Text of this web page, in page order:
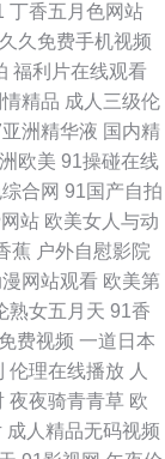
网 国产在线观看高
频 国产免费观看高
精品色片免费 欧美
九九九九視頻 日韩3
91经典三级 国
在线资源总站 久9
品呦交免费视频 欧
丁香五月色网站
久久免费手机视频
福利片在线观看
精品 成人三级伦
洲精华液 国内精
欧美 91操碰在线
合网 91国产自拍
站 欧美女人与动
蕉 户外自慰影院
网站观看 欧美第
熟女五月天 91香
费视频 一道日本
伦理在线播放 人
夜夜骑青青草 欧
成人精品无码视频